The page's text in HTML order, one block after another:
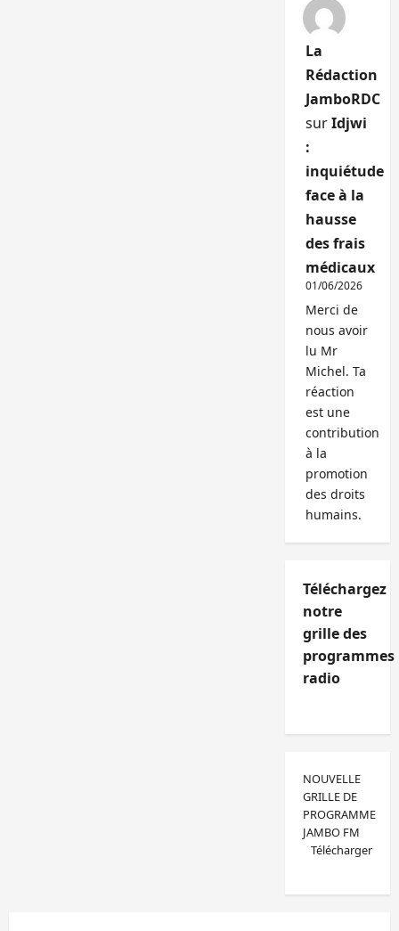
La
Rédaction
JamboRDC
surIdjwi
:
inquiétude
face à la
hausse
des frais
médicaux
01/06/2026
Merci de
nous avoir
lu Mr
Michel. Ta
réaction
est une
contribution
à la
promotion
des droits
humains.
Téléchargez
notre
grille des
programmes
radio
NOUVELLE
GRILLE DE
PROGRAMME
JAMBO FM
Télécharger